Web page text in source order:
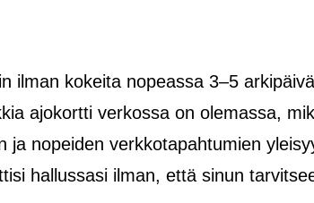
ilman kokeita nopeassa 3–5
ajokortti verkossa on olemassa,
ja nopeiden verkkotapahtumien
hallussasi ilman, että sinun